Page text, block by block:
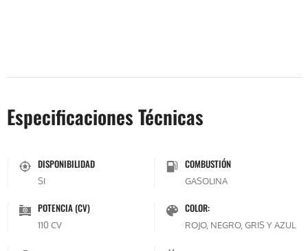
Especificaciones Técnicas
DISPONIBILIDAD
SI
COMBUSTIÓN
GASOLINA
POTENCIA (CV)
110 CV
COLOR:
ROJO, NEGRO, GRIS Y AZUL